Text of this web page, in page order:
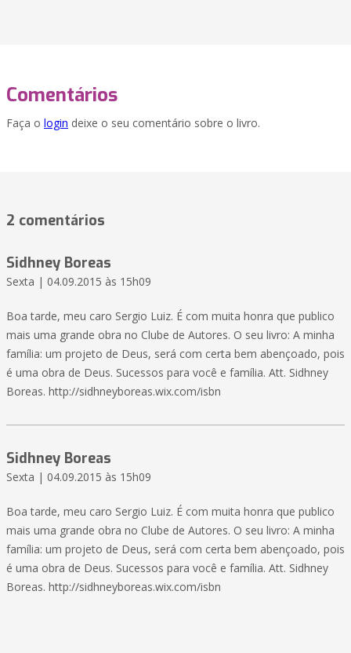
Comentários
Faça o login deixe o seu comentário sobre o livro.
2 comentários
Sidhney Boreas
Sexta | 04.09.2015 às 15h09
Boa tarde, meu caro Sergio Luiz. É com muita honra que publico
mais uma grande obra no Clube de Autores. O seu livro: A minha
família: um projeto de Deus, será com certa bem abençoado, pois
é uma obra de Deus. Sucessos para você e família. Att. Sidhney
Boreas. http://sidhneyboreas.wix.com/isbn
Sidhney Boreas
Sexta | 04.09.2015 às 15h09
Boa tarde, meu caro Sergio Luiz. É com muita honra que publico
mais uma grande obra no Clube de Autores. O seu livro: A minha
família: um projeto de Deus, será com certa bem abençoado, pois
é uma obra de Deus. Sucessos para você e família. Att. Sidhney
Boreas. http://sidhneyboreas.wix.com/isbn